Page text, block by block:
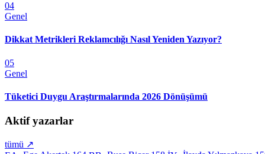
04
Genel
Dikkat Metrikleri Reklamcılığı Nasıl Yeniden Yazıyor?
05
Genel
Tüketici Duygu Araştırmalarında 2026 Dönüşümü
Aktif yazarlar
tümü ↗